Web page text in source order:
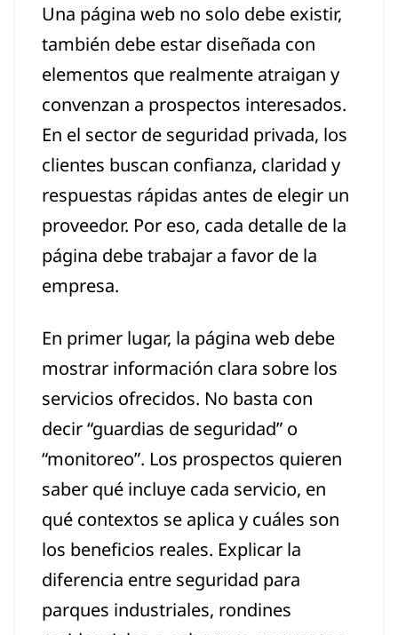
Una página web no solo debe existir,
también debe estar diseñada con
elementos que realmente atraigan y
convenzan a prospectos interesados.
En el sector de seguridad privada, los
clientes buscan confianza, claridad y
respuestas rápidas antes de elegir un
proveedor. Por eso, cada detalle de la
página debe trabajar a favor de la
empresa.
En primer lugar, la página web debe
mostrar información clara sobre los
servicios ofrecidos. No basta con
decir “guardias de seguridad” o
“monitoreo”. Los prospectos quieren
saber qué incluye cada servicio, en
qué contextos se aplica y cuáles son
los beneficios reales. Explicar la
diferencia entre seguridad para
parques industriales, rondines